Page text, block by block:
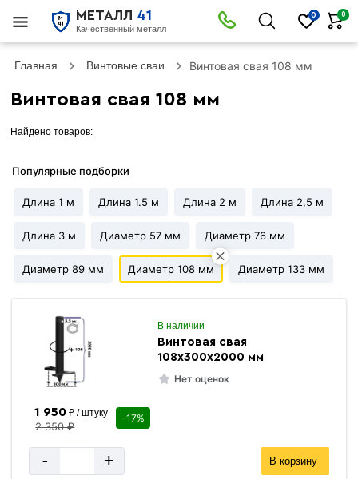
МЕТАЛЛ 41
Качественный металл
0 0
Главная Винтовые сваи Винтовая свая 108 мм
Винтовая свая 108 мм
Найдено товаров:
Популярные подборки
Длина 1 м Длина 1.5 м Длина 2 м Длина 2,5 м
Длина 3 м Диаметр 57 мм Диаметр 76 мм
Диаметр 89 мм Диаметр 108 мм Диаметр 133 мм
В наличии
Винтовая свая
108х300х2000 мм
Нет оценок
1 950 ₽ / штуку
2 350 ₽
-17%
- + В корзину